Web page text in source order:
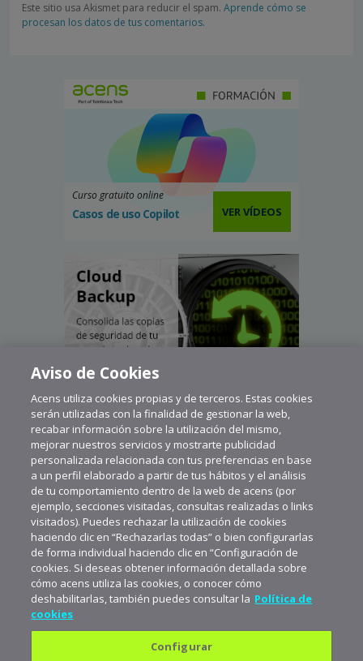
Este sitio usa Akismet para reducir el spam. Aprende cómo se
procesan los datos de tus comentarios.
Curso gratuito online
Casos de uso Copilot VER VÍDEOS
Aviso de Cookies
Acens utiliza cookies propias y de terceros. Estas cookies
serán utilizadas con la finalidad de gestionar la web,
recabar información sobre la utilización del mismo,
mejorar nuestros servicios y mostrarte publicidad
personalizada relacionada con tus preferencias en base
a un perfil elaborado a partir de tus hábitos y el análisis
de tu comportamiento dentro de la web de acens (por
ejemplo, secciones visitadas, consultas realizadas o links
visitados). Puedes rechazar la utilización de cookies
haciendo clic en “Rechazarlas todas” o bien configurarlas
de forma individual haciendo clic en “Configuración de
cookies. Si deseas obtener información detallada sobre
cómo acens utiliza las cookies, o conocer cómo
deshabilitarlas, también puedes consultar la Política de
cookies
Configurar